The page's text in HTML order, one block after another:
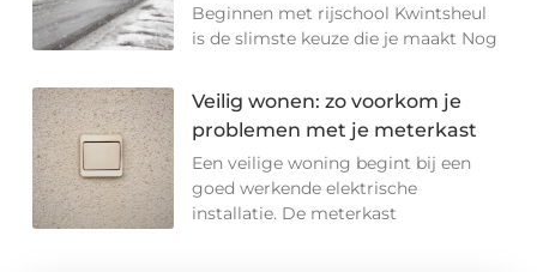
Beginnen met rijschool Kwintsheul
is de slimste keuze die je maakt Nog
Veilig wonen: zo voorkom je
problemen met je meterkast
Een veilige woning begint bij een
goed werkende elektrische
installatie. De meterkast